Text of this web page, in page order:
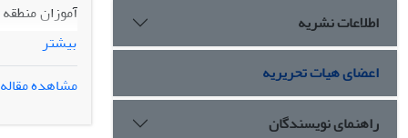
بینی و
تحلیل
بیشتر
مشاهده مقاله
اطلاعات نشریه
اعضای هیات تحریریه
راهنمای نویسندگان